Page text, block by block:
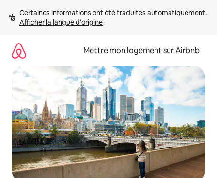
directement
Afficher la langue d'origine
Mettre mon logement sur Airbnb